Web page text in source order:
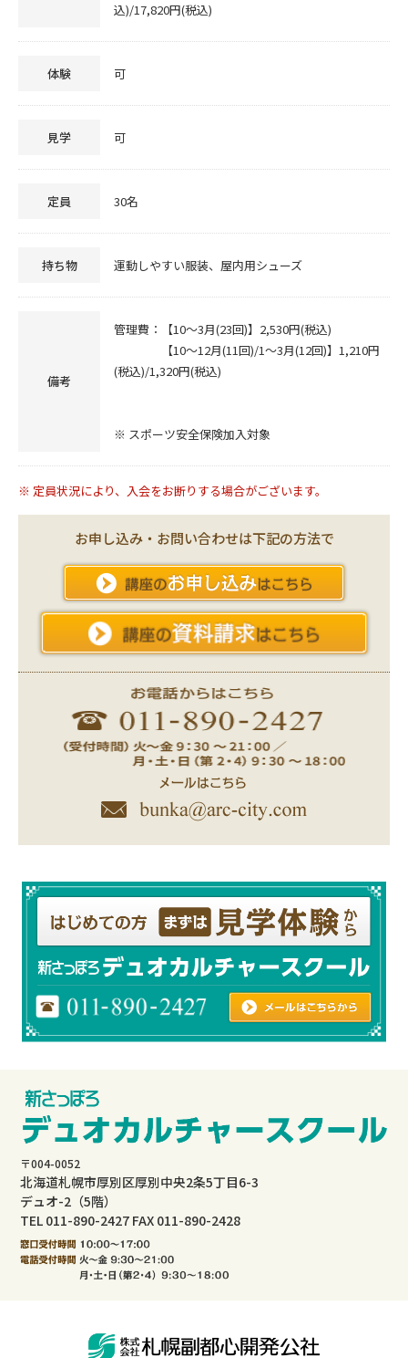
込)/17,820円(税込)
体験 可
見学 可
定員 30名
持ち物 運動しやすい服装、屋内用シューズ
備考
管理費：【10～3月(23回)】2,530円(税込)
【10～12月(11回)/1～3月(12回)】1,210円
(税込)/1,320円(税込)
※ スポーツ安全保険加入対象
※ 定員状況により、入会をお断りする場合がございます。
お申し込み・お問い合わせは下記の方法で
〒004-0052
北海道札幌市厚別区厚別中央2条5丁目6-3
デュオ-2（5階）
TEL 011-890-2427 FAX 011-890-2428